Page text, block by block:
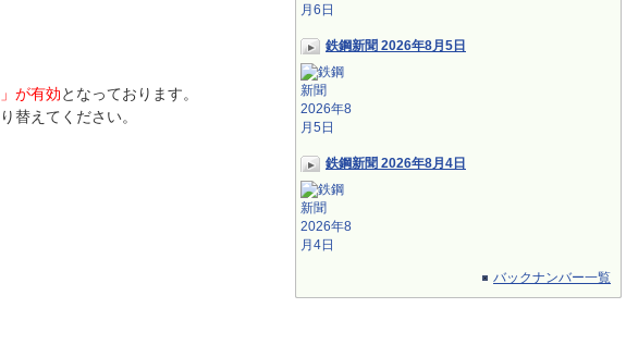
鉄鋼新聞 2026年8月5日
鉄鋼新聞 2026年8月4日
バックナンバー一覧
が有効となっております。
替えてください。